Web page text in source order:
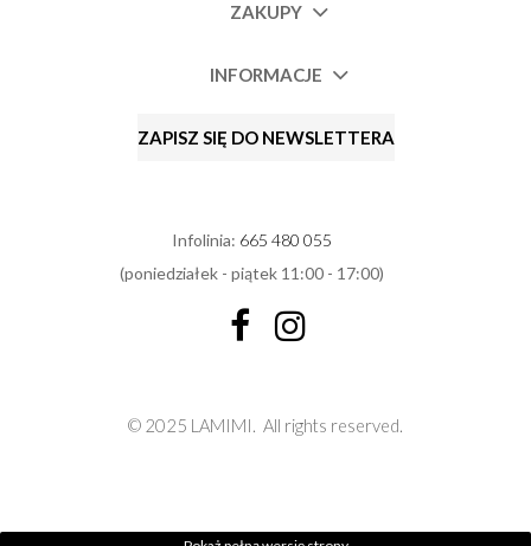
ZAKUPY
INFORMACJE
ZAPISZ SIĘ DO NEWSLETTERA
Infolinia: 665 480 055
(poniedziałek - piątek 11:00 - 17:00)
© 2025 LAMIMI. All rights reserved.